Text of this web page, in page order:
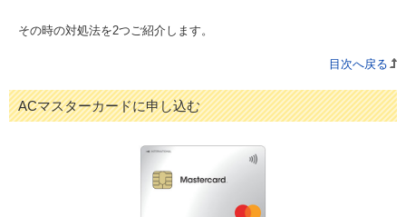
その時の対処法を2つご紹介します。
目次へ戻る
ACマスターカードに申し込む